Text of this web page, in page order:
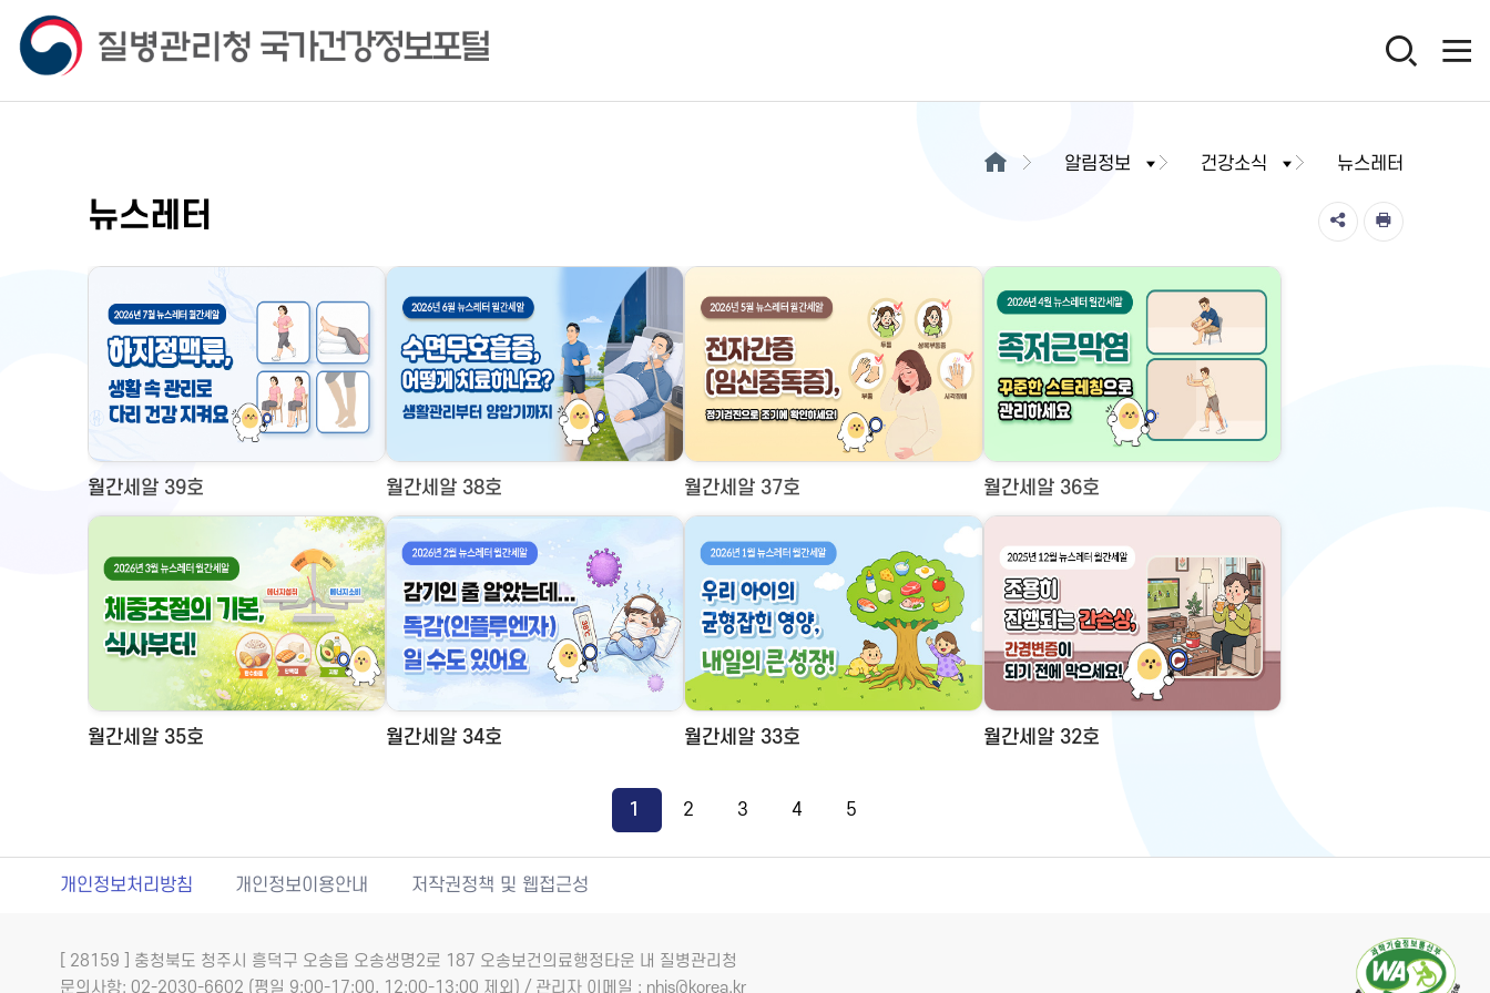
알림정보 건강소식 뉴스레터
뉴스레터
월간세알 39호 월간세알 38호 월간세알 37호 월간세알 36호
월간세알 35호 월간세알 34호 월간세알 33호 월간세알 32호
1 2 3 4 5
개인정보처리방침 개인정보이용안내 저작권정책 및 웹접근성
[ 28159 ] 충청북도 청주시 흥덕구 오송읍 오송생명2로 187 오송보건의료행정타운 내 질병관리청
문의사항: 02-2030-6602 (평일 9:00-17:00, 12:00-13:00 제외) / 관리자 이메일 : nhis@korea.kr